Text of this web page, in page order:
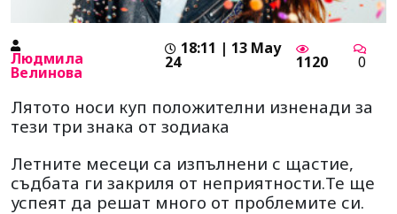
Людмила
Велинова
18:11 | 13 May
24 1120 0
Лятото носи куп положителни изненади за
тези три знака от зодиака
Летните месеци са изпълнени с щастие,
съдбата ги закриля от неприятности.Те ще
успеят да решат много от проблемите си.